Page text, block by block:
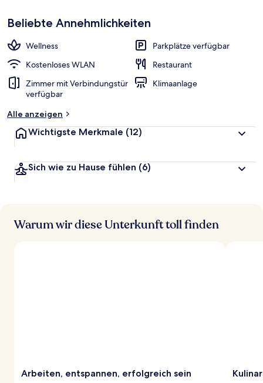
beliebt
b
r
e
Beliebte Annehmlichkeiten
Wellness
Parkplätze verfügbar
Kostenloses WLAN
Restaurant
Zimmer mit Verbindungstür
verfügbar
Klimaanlage
Alle anzeigen
Wichtigste Merkmale (12)
Sich wie zu Hause fühlen (6)
Warum wir diese Unterkunft toll finden
Arbeiten, entspannen, erfolgreich sein